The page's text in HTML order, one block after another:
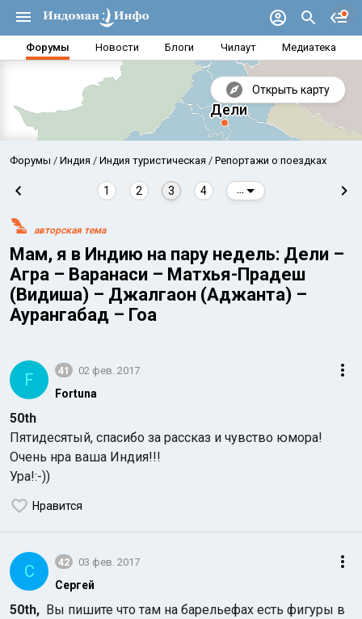
Форумы Новости Блоги Чилаут Медиатека
Открыть карту
Форумы Индия Индия туристическая Репортажи о поездках
1 2 3 4
авторская тема
Мам, я в Индию на пару недель: Дели –
Агра – Варанаси – Матхья-Прадеш
(Видиша) – Джалгаон (Аджанта) –
Аурангабад – Гоа
F 41 02 фев. 2017
Fortuna
50th
Пятидесятый, спасибо за рассказ и чувство юмора!
Очень нра ваша Индия!!!
Ура!:-))
Нравится
С 42 03 фев. 2017
Сергей
50th, Вы пишите что там на барельефах есть фигуры в